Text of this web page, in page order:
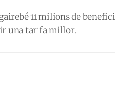
11 milions de benefici
una tarifa millor.